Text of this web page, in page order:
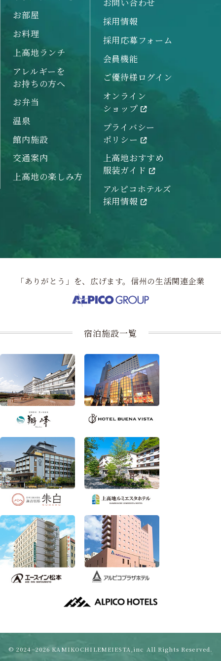
お部屋
お料理
上高地ランチ
アレルギーを
お持ちの方へ
お弁当
温泉
館内施設
交通案内
上高地の楽しみ方
採用情報
採用応募フォーム
会員機能
ご優待様ログイン
オンライン
ショップ
プライバシー
ポリシー
上高地おすすめ
服装ガイド
アルピコホテルズ
採用情報
「ありがとう」を、広げます。信州の生活関連企業
宿泊施設一覧
© 2024–2026 KAMIKOCHILEMEIESTA,inc All Rights Reserved.